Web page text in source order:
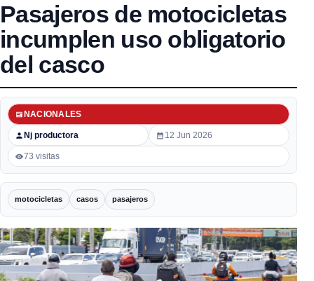
Pasajeros de motocicletas
incumplen uso obligatorio
del casco
Nj productora
NACIONALES
12 Jun 2026
73 visitas
motocicletas casos pasajeros